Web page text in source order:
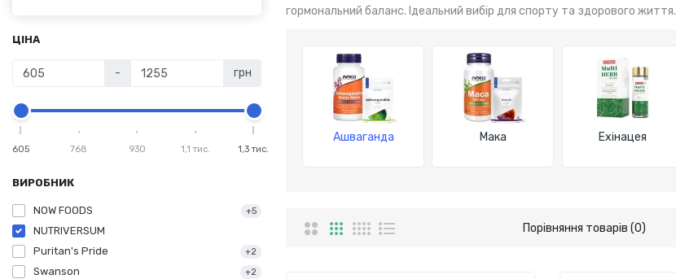
ЦІНА
- грн
605 768 930 1,1 тис. 1,3 тис.
ВИРОБНИК
NUTRIVERSUM
NOW FOODS +5
Swanson +2
Puritan's Pride +2
гормональний баланс. Ідеальний вибір для спорту та здорового життя.
Мака Ехінацея
Ашваганда
Порівняння товарів (0)